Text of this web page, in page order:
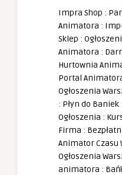
Impra Shop :
Animatora :
Sklep :
Animatora :
Hurtownia
Portal
Ogłoszenia
: Płyn do Baniek :
Ogłoszenia :
Firma :
Animator Czasu
Ogłoszenia
animatora :